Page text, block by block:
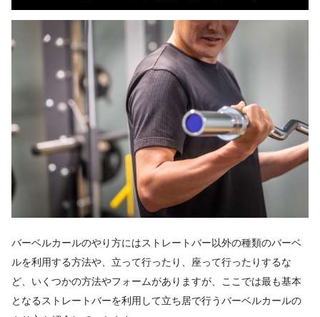
バーベルカールのやり方にはストレートバー以外の種類のバーベ
ルを利用する方法や、立って行ったり、座って行ったりするな
ど、いくつかの方法やフォームがありますが、ここでは最も基本
となるストレートバーを利用して立ち居で行うバーベルカールの